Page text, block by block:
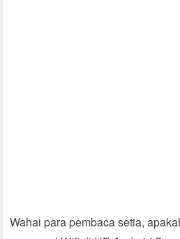
Wahai para pembaca setia,